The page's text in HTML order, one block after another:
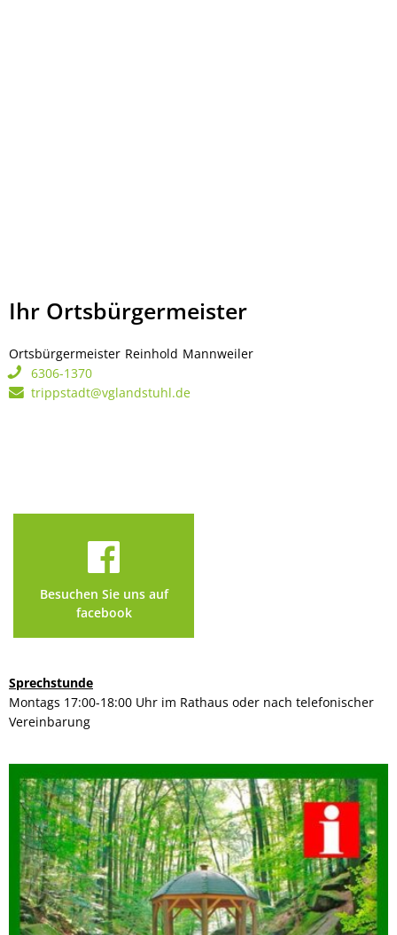
Ihr Ortsbürgermeister
Ortsbürgermeister Reinhold Mannweiler
6306-1370
trippstadt@vglandstuhl.de
Besuchen Sie uns auf
facebook
Sprechstunde
Montags 17:00-18:00 Uhr im Rathaus oder nach telefonischer
Vereinbarung